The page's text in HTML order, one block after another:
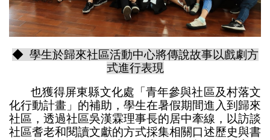
◆ 學生於歸來社區活動中心將傳說故事以戲劇方
式進行表現
也獲得屏東縣文化處「青年參與社區及村落文
化行動計畫」的補助，學生在暑假期間進入到歸來
社區，透過社區吳漢霖理事長的居中牽線，以訪談
社區耆老和閱讀文獻的方式採集相關口述歷史與書